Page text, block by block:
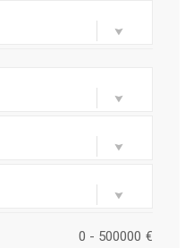
€
0 - 500000